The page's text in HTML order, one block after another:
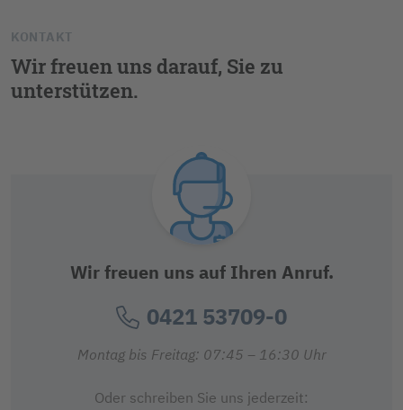
KONTAKT
Wir freuen uns darauf, Sie zu
unterstützen.
Wir freuen uns auf Ihren Anruf.
0421 53709-0
Montag bis Freitag: 07:45 – 16:30 Uhr
Oder schreiben Sie uns jederzeit: